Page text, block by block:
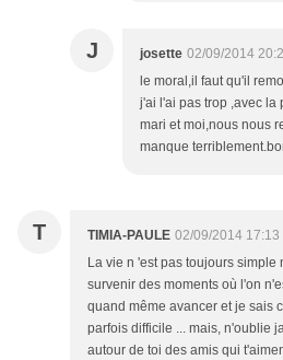
J josette 02/09/2014
le moral,il faut qu'il
j'ai l'ai pas trop ,avec la
mari et moi,nous nous
manque
T TIMIA-PAULE 02/09/2014 17:13
La vie n 'est pas toujours simple
survenir des moments où l'on
quand même avancer et je sais
parfois difficile ... mais, n'oublie
autour de toi des amis qui